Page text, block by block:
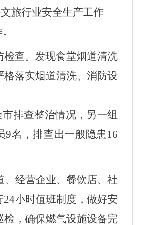
旅行业安全生产工作
查。发现食堂烟道清洗
落实烟道清洗、消防设
排查整治情况，另一组
9名，排查出一般隐患16
经营企业、餐饮店、社
24小时值班制度，做好安
，确保燃气设施设备完